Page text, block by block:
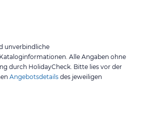
unverbindliche
Alle Angaben ohne
durch HolidayCheck. Bitte lies vor der
Angebotsdetails des jeweiligen